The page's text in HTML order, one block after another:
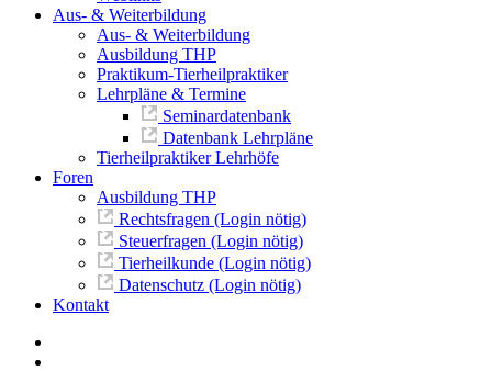
Aus- & Weiterbildung
Aus- & Weiterbildung
Ausbildung THP
Praktikum-Tierheilpraktiker
Lehrpläne & Termine
Seminardatenbank
Datenbank Lehrpläne
Tierheilpraktiker Lehrhöfe
Foren
Ausbildung THP
Rechtsfragen (Login nötig)
Steuerfragen (Login nötig)
Tierheilkunde (Login nötig)
Datenschutz (Login nötig)
Kontakt